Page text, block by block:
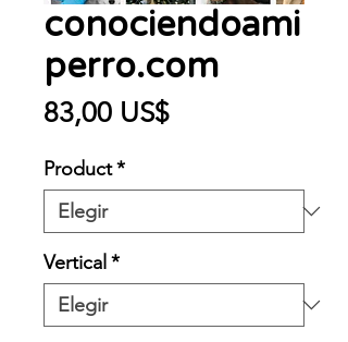
conociendoami
perro.com
83,00 US$Precio
Product*
Vertical*